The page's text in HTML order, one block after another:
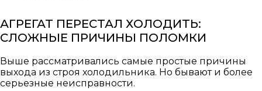
АГРЕГАТ ПЕРЕСТАЛ ХОЛОДИТЬ:
СЛОЖНЫЕ ПРИЧИНЫ ПОЛОМКИ
Выше рассматривались самые простые причины
выхода из строя холодильника. Но бывают и более
серьезные неисправности.